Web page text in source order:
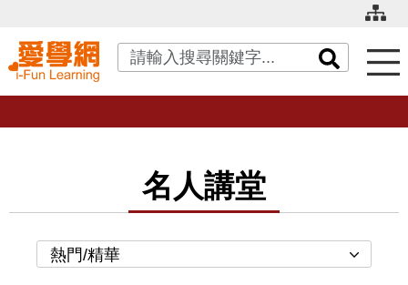
關鍵字搜尋
名人講堂
熱門/精華